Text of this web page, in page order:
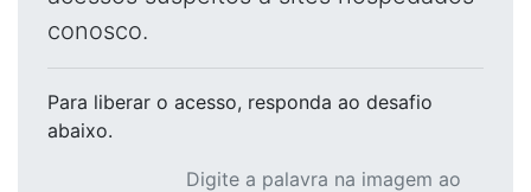
conosco.
Para liberar o acesso, responda ao desafio
abaixo.
Digite a palavra na imagem ao